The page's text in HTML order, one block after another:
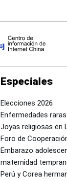
Especiales
Elecciones 2026
Enfermedades
Joyas religiosas en
Foro de
Embarazo
maternidad
Perú y Corea